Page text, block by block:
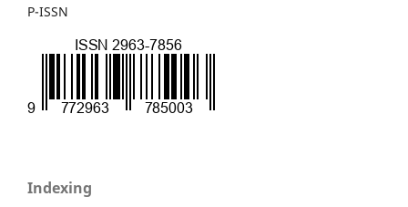
P-ISSN
Indexing